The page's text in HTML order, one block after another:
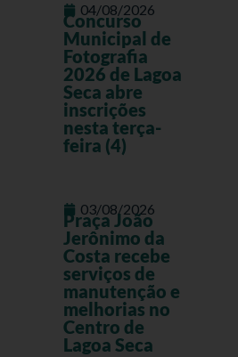
04/08/2026
Concurso
Municipal de
Fotografia
2026 de Lagoa
Seca abre
inscrições
nesta terça-
feira (4)
03/08/2026
Praça João
Jerônimo da
Costa recebe
serviços de
manutenção e
melhorias no
Centro de
Lagoa Seca